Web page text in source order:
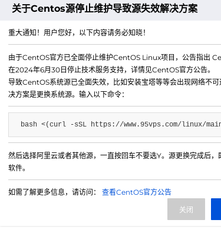
江苏铭联云计算有限公司
Copyright © 2019-2026 All Rights Reserved.
所有
电子邮箱：mail@6w.cx
商务QQ：37809874
公司地址：苏州市姑苏区博济江南智造园1幢2029
关于Centos源停止维护导致源失效解决方案
重大通知！用户您好，以下内容请务必知晓！
由于CentOS官方已全面停止维护CentOS Linux项目，公告指出
在2024年6月30日停止技术服务支持，详情见CentOS官方公告。
导致CentOS系统源已全面失效，比如安装宝塔等等会出现网络不
决方案是更换系统源。输入以下命令：
bash <(curl -sSL https://www.95vps.com/linux/
然后选择阿里云或者其他源，一直按回车不要选Y。源更换完成后，
软件。
如需了解更多信息，请访问： 查看CentOS官方公告
关闭